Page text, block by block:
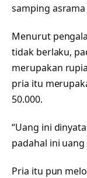
samping
Menurut
tidak berlaku,
merupakan
pria itu
50.000.
“Uang ini
padahal ini
Pria itu pun